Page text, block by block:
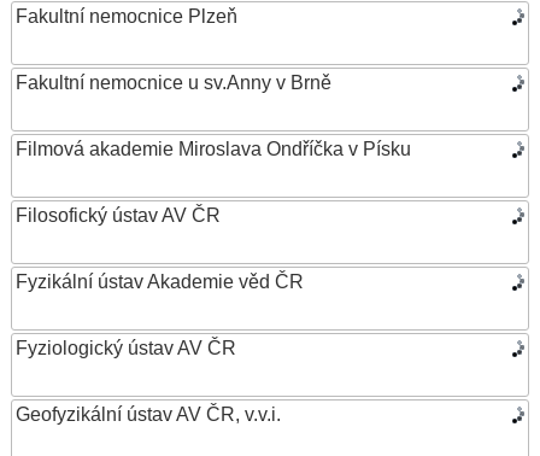
Fakultní nemocnice Plzeň
Fakultní nemocnice u sv.Anny v Brně
Filmová akademie Miroslava Ondříčka v Písku
Filosofický ústav AV ČR
Fyzikální ústav Akademie věd ČR
Fyziologický ústav AV ČR
Geofyzikální ústav AV ČR, v.v.i.